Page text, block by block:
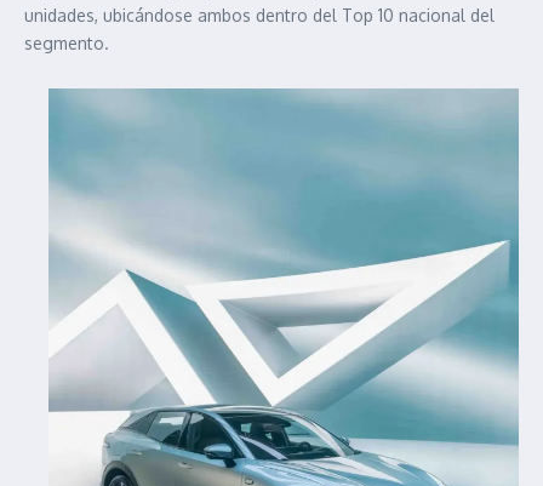
unidades, ubicándose ambos dentro del Top 10 nacional del
segmento.